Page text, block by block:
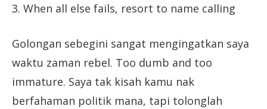
3. When all else fails, resort to name calling
Golongan sebegini sangat mengingatkan saya
waktu zaman rebel. Too dumb and too
immature. Saya tak kisah kamu nak
berfahaman politik mana, tapi tolonglah